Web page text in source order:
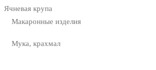
Ячневая крупа
Макаронные изделия
Мука, крахмал